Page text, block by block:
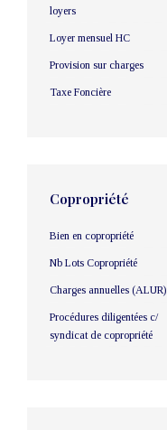
loyers
Loyer mensuel HC
Provision sur charges
Taxe Foncière
Copropriété
Bien en copropriété
Nb Lots Copropriété
Charges annuelles (ALUR)
Procédures diligentées c/
syndicat de copropriété